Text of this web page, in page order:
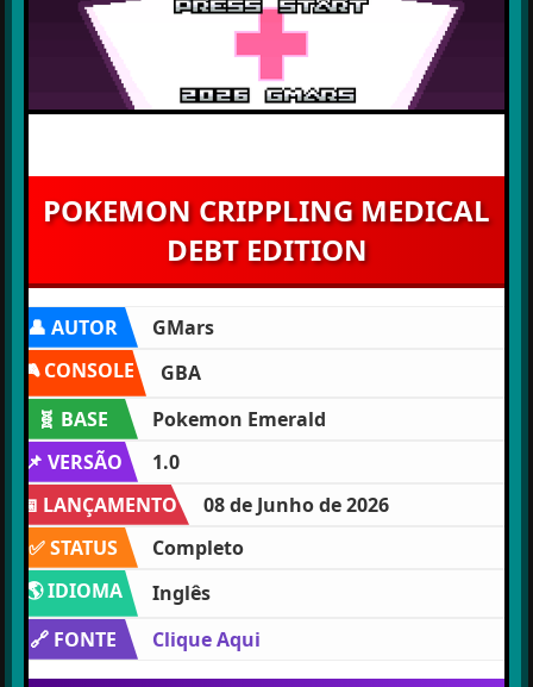
POKEMON CRIPPLING MEDICAL
DEBT EDITION
👤 AUTOR
GMars
🎮 CONSOLE
GBA
🧬 BASE
Pokemon Emerald
📌 VERSÃO
1.0
📅 LANÇAMENTO
08 de Junho de 2026
✅ STATUS
Completo
🌎 IDIOMA
Inglês
🔗 FONTE
Clique Aqui